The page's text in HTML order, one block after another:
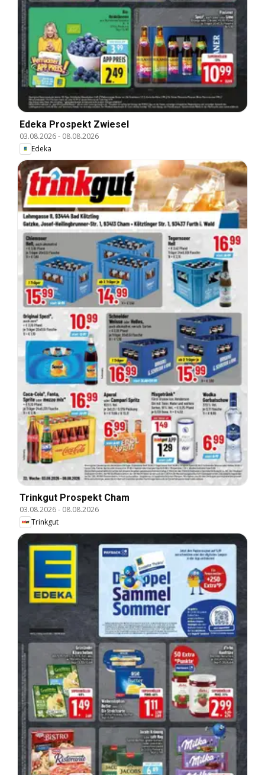
Edeka Prospekt Zwiesel
03.08.2026- 08.08.2026
Edeka
Trinkgut Prospekt Cham
03.08.2026- 08.08.2026
Trinkgut